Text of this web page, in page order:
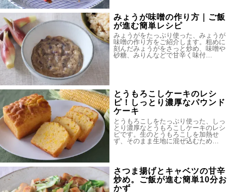
みょうが味噌の作り方｜ご飯
が進む簡単レシピ
みょうがをたっぷり使った、みょうが
味噌の作り方をご紹介します。粗めに
刻んだみょうがをさっと炒め、味噌や
砂糖、みりんなどで甘辛く味付…
とうもろこしケーキのレシ
ピ！しっとり濃厚なパウンド
ケーキ
とうもろこしをたっぷり使った、しっ
とり濃厚なとうもろこしケーキのレシ
ピです。生のとうもろこしを加熱せ
ず、そのまま生地に混ぜ込むため…
さつま揚げとキャベツの甘辛
炒め。ご飯が進む簡単10分お
かず